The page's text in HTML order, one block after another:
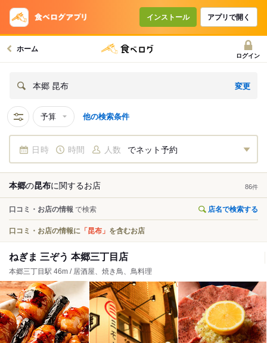
インストール アプリで開く
ホーム
ログイン
本郷 昆布 変更
予算 他の検索条件
日時 時間 人数 でネット予約
本郷の昆布に関するお店 86件
口コミ・お店の情報 で検索 店名で検索する
口コミ・お店の情報に 「昆布」 を含むお店
ねぎま 三ぞう 本郷三丁目店
本郷三丁目駅 46m / 居酒屋、焼き鳥、鳥料理